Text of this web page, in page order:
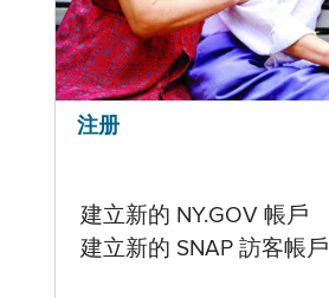
注册
建立新的 NY.GOV 帳戶
建立新的 SNAP 訪客帳戶